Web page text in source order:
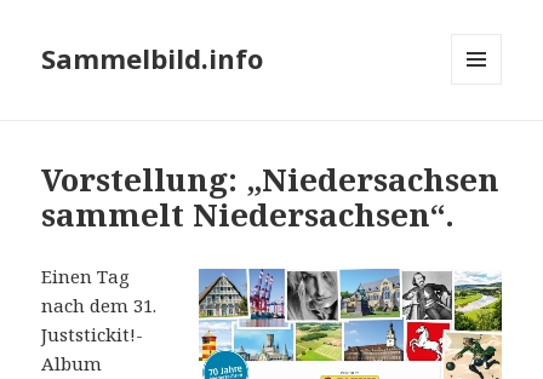
Sammelbild.info
Vorstellung: „Niedersachsen
sammelt Niedersachsen“.
Einen Tag
nach dem 31.
Juststickit!-
Album